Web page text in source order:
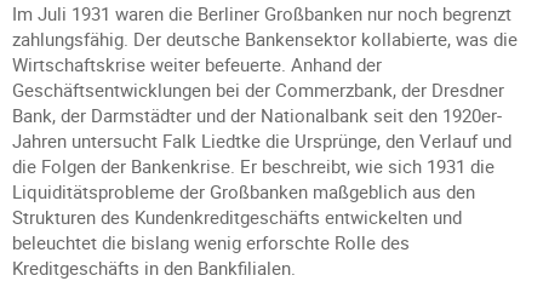
Im Juli 1931 waren die Berliner Großbanken nur noch begrenzt
zahlungsfähig. Der deutsche Bankensektor kollabierte, was die
Wirtschaftskrise weiter befeuerte. Anhand der
Geschäftsentwicklungen bei der Commerzbank, der Dresdner
Bank, der Darmstädter und der Nationalbank seit den 1920er-
Jahren untersucht Falk Liedtke die Ursprünge, den Verlauf und
die Folgen der Bankenkrise. Er beschreibt, wie sich 1931 die
Liquiditätsprobleme der Großbanken maßgeblich aus den
Strukturen des Kundenkreditgeschäfts entwickelten und
beleuchtet die bislang wenig erforschte Rolle des
Kreditgeschäfts in den Bankfilialen.